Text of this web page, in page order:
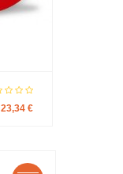
23,34 €